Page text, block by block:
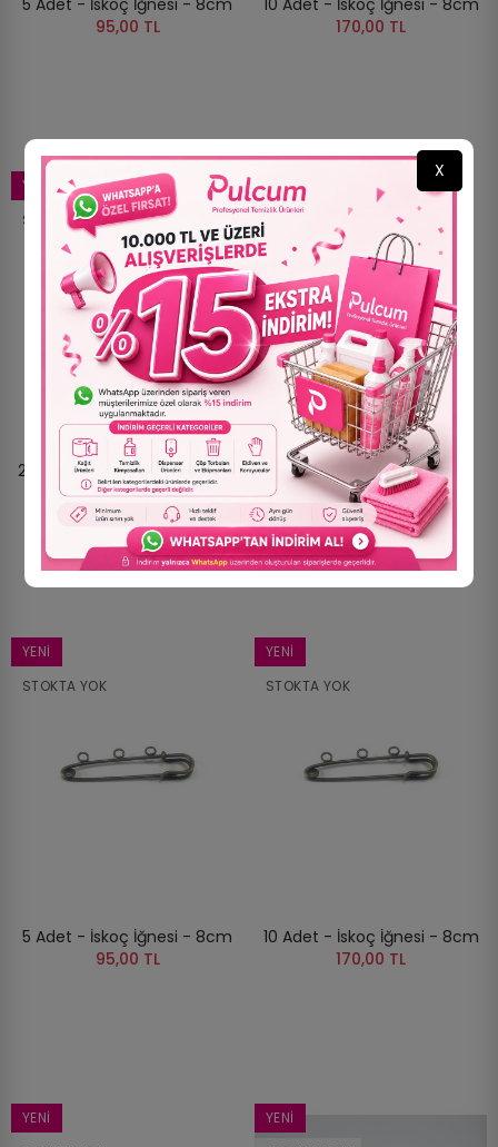
95,00 TL
170,00 TL
YENI
STOKTA YOK
25 Adet - İskoç İğnesi - 8cm
200,00 TL
YENI
STOKTA YOK
1 Adet - İskoç İğnesi - 8cm
20,00 TL
YENI
STOKTA YOK
5 Adet - İskoç İğnesi - 8cm
95,00 TL
YENI
STOKTA YOK
10 Adet - İskoç İğnesi - 8cm
170,00 TL
YENI
YENI
X